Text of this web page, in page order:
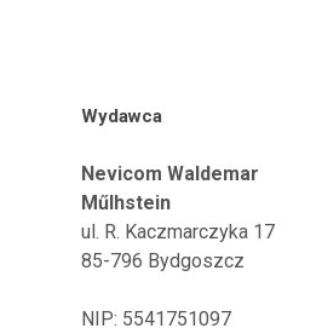
Wydawca
Nevicom Waldemar
Műlhstein
ul. R. Kaczmarczyka 17
85-796 Bydgoszcz
NIP: 5541751097